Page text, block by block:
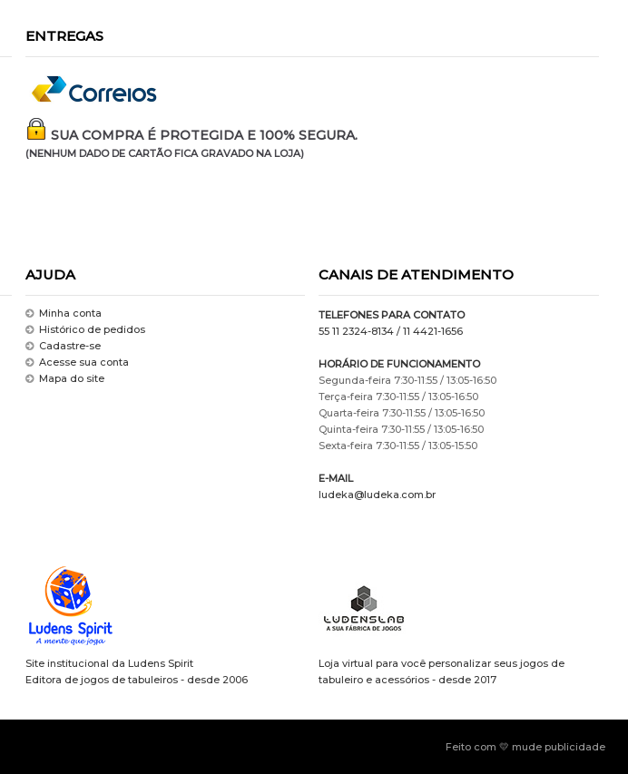
ENTREGAS
SUA COMPRA É PROTEGIDA E 100% SEGURA.
(NENHUM DADO DE CARTÃO FICA GRAVADO NA LOJA)
AJUDA
Minha conta
Histórico de pedidos
Cadastre-se
Acesse sua conta
Mapa do site
CANAIS DE ATENDIMENTO
TELEFONES PARA CONTATO
55 11 2324-8134 / 11 4421-1656
HORÁRIO DE FUNCIONAMENTO
Segunda-feira 7:30-11:55 / 13:05-16:50
Terça-feira 7:30-11:55 / 13:05-16:50
Quarta-feira 7:30-11:55 / 13:05-16:50
Quinta-feira 7:30-11:55 / 13:05-16:50
Sexta-feira 7:30-11:55 / 13:05-15:50
E-MAIL
ludeka@ludeka.com.br
Site institucional da Ludens Spirit
Editora de jogos de tabuleiros - desde 2006
Loja virtual para você personalizar seus jogos de
tabuleiro e acessórios - desde 2017
Feito com 💛 mude publicidade